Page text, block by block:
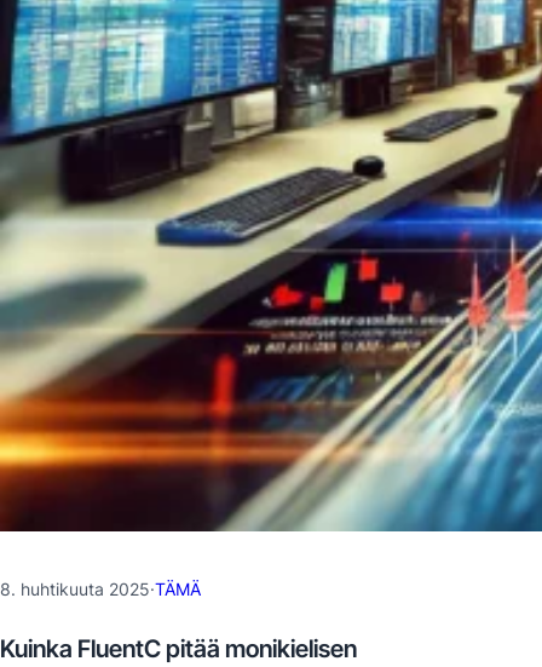
8. huhtikuuta 2025·TÄMÄ
Kuinka FluentC pitää monikielisen